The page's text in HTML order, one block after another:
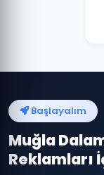
Başlayalım
Muğla
Reklamları